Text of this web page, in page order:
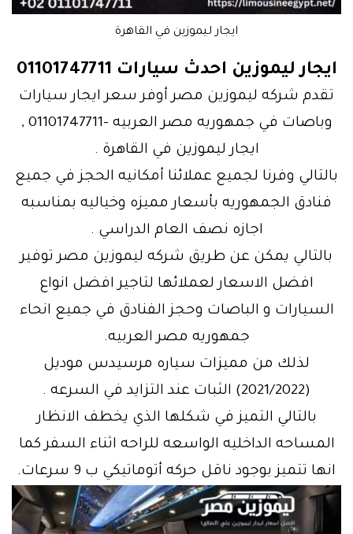
ايجار ليموزين في القاهرة
ايجار ليموزين احدث سيارات 01101747711
تقدم شركه ليموزين مصر أوفر سعر ايجار سيارات
وباصات في جمهوريه مصر العربيه -01101747711 ,
ايجار ليموزين في القاهرة .
بالتالي وفرنا لجميع عملائنا أمكانيه الحجز في جميع
فنادق الجمهوريه بأسعار مميزه وخياليه بمناسبه
اجازه نصف العام الدراسي .
بالتالي يمكن عن طريق شركه ليموزين مصر توفير
افضل الاسعار لعملائها لتاجير افضل انواع
السيارات و الباصات وحجز الفنادق في جميع انحاء
جمهوريه مصر العربيه.
لذلك من مميزات سياره مرسيدس موديل
(2021/2022) الثبات عند التزايد في السرعه .
بالتالي التميز في شكلها الذي يخطف الانظار
المساحه الداخليه الواسعه للراحه اثناء السفر كما
انها تتميز بوجود ناقل حركه أتوماتيكي ب 9 سرعات.